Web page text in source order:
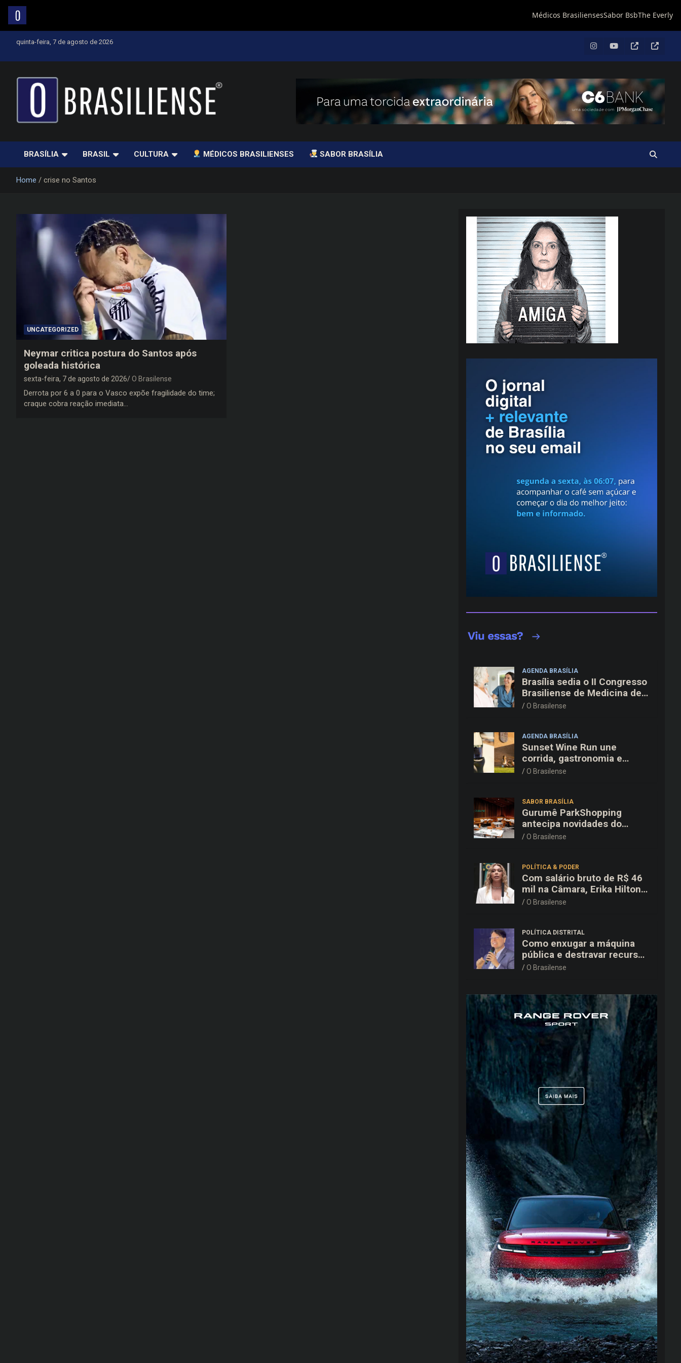
quinta-feira, 7 de agosto de 2026
BRASÍLIA BRASIL CULTURA MÉDICOS BRASILIENSES SABOR BRASÍLIA
Home crise no Santos
UNCATEGORIZED
Neymar critica postura do Santos após
goleada histórica
sexta-feira, 7 de agosto de 2026 O Brasilense
Derrota por 6 a 0 para o Vasco expõe fragilidade do time;
craque cobra reação imediata…
AGENDA BRASÍLIA
Brasília sedia o II Congresso
Brasiliense de Medicina de
Família e Comunidade na
O Brasilense
AGENDA BRASÍLIA
Sunset Wine Run une
corrida, gastronomia e
enoturismo na Vinícola
O Brasilense
SABOR BRASÍLIA
Gurumê ParkShopping
antecipa novidades do
cardápio e oferece 25% de
O Brasilense
POLÍTICA & PODER
Com salário bruto de R$ 46
mil na Câmara, Erika Hilton
declara patrimônio de R$
O Brasilense
POLÍTICA DISTRITAL
Como enxugar a máquina
pública e destravar recursos
para a saúde e educação no
O Brasilense